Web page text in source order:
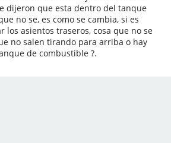
dijeron que esta dentro del tanque
no se, es como se cambia, si es
los asientos traseros, cosa que no se
no salen tirando para arriba o hay
de combustible ?.